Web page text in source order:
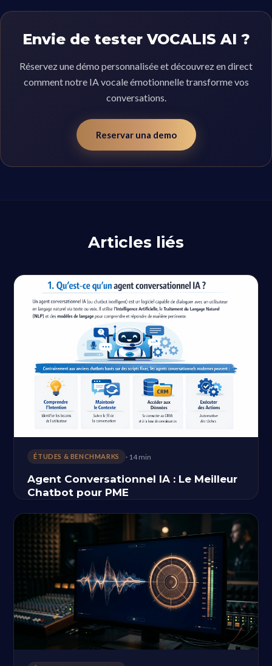
Envie de tester VOCALIS AI ?
Réservez une démo personnalisée et découvrez en direct
comment notre IA vocale émotionnelle transforme vos
conversations.
Reservar una demo
Articles liés
ÉTUDES & BENCHMARKS · 14 min
Agent Conversationnel IA : Le Meilleur
Chatbot pour PME